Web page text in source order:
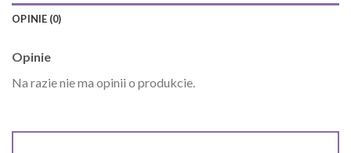
OPINIE (0)
Opinie
Na razie nie ma opinii o produkcie.